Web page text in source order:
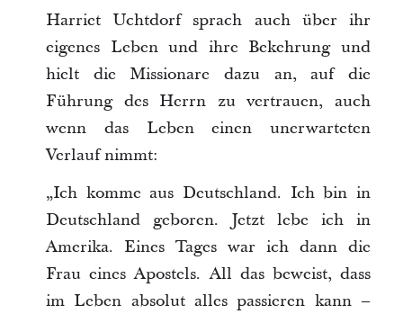
Harriet Uchtdorf sprach auch über ihr
eigenes Leben und ihre Bekehrung und
hielt die Missionare dazu an, auf die
Führung des Herrn zu vertrauen, auch
wenn das Leben einen unerwarteten
Verlauf nimmt:
„Ich komme aus Deutschland. Ich bin in
Deutschland geboren. Jetzt lebe ich in
Amerika. Eines Tages war ich dann die
Frau eines Apostels. All das beweist, dass
im Leben absolut alles passieren kann –